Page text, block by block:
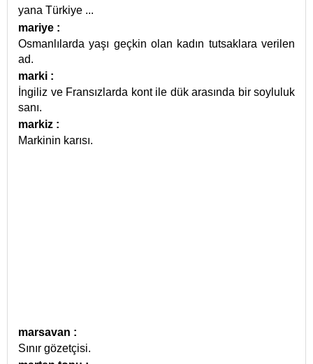
yana Türkiye ...
mariye :
Osmanlılarda yaşı geçkin olan kadın tutsaklara verilen
ad.
marki :
İngiliz ve Fransızlarda kont ile dük arasında bir soyluluk
sanı.
markiz :
Markinin karısı.
marsavan :
Sınır gözetçisi.